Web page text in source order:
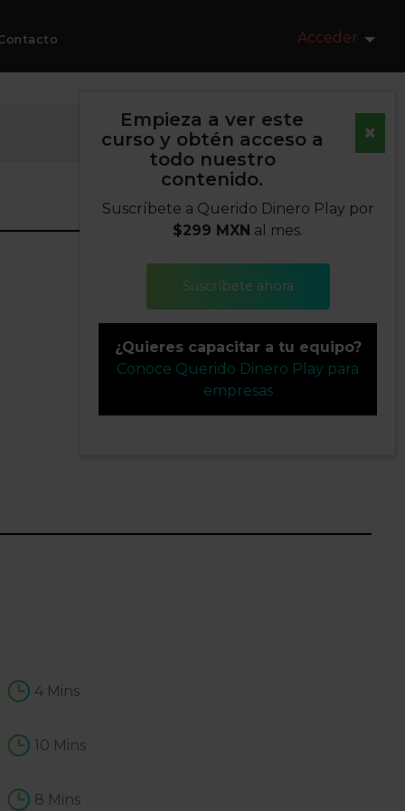
Acceder
4 Mins
10 Mins
8 Mins
Empieza a ver este
curso y obtén acceso a
todo nuestro
contenido.
Suscríbete a Querido Dinero Play por
$299 MXN al mes.
Suscríbete ahora
¿Quieres capacitar a tu equipo?
Conoce Querido Dinero Play para
empresas